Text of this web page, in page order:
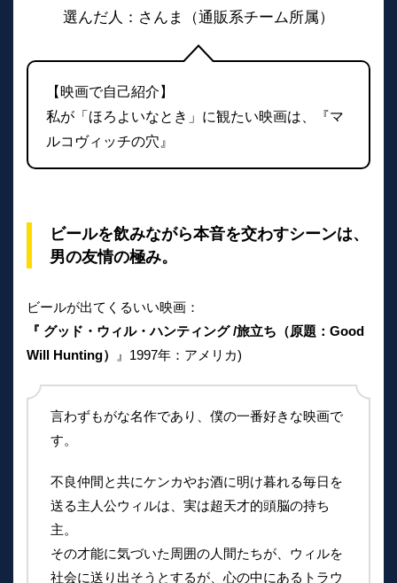
選んだ人：さんま（通販系チーム所属）
【映画で自己紹介】
私が「ほろよいなとき」に観たい映画は、『マ
ルコヴィッチの穴』
ビールを飲みながら本音を交わすシーンは、
男の友情の極み。
ビールが出てくるいい映画：
『 グッド・ウィル・ハンティング /旅立ち（原題：Good
Will Hunting）
』1997年：アメリカ)
言わずもがな名作であり、僕の一番好きな映画で
す。
不良仲間と共にケンカやお酒に明け暮れる毎日を
送る主人公ウィルは、実は超天才的頭脳の持ち
主。
その才能に気づいた周囲の人間たちが、ウィルを
社会に送り出そうとするが、心の中にあるトラウ